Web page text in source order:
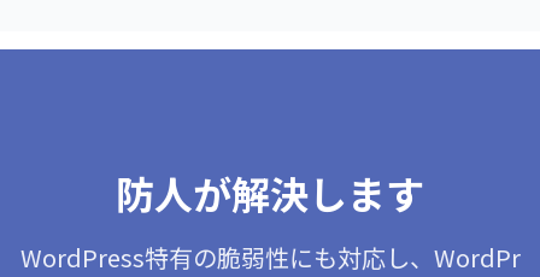
防人が解決します
WordPress特有の脆弱性にも対応し、WordPr